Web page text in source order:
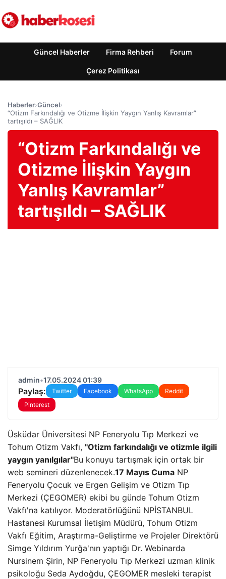
Güncel Haberler Firma Rehberi Forum
Çerez Politikası
Haberler›Güncel›
“Otizm Farkındalığı ve Otizme İlişkin Yaygın Yanlış Kavramlar”
tartışıldı – SAĞLIK
“Otizm Farkındalığı ve
Otizme İlişkin Yaygın
Yanlış Kavramlar”
tartışıldı – SAĞLIK
admin•17.05.2024 01:39
Paylaş: Twitter Facebook WhatsApp
Reddit
Pinterest
Üsküdar Üniversitesi NP Feneryolu Tıp Merkezi ve
Tohum Otizm Vakfı, ''Otizm farkındalığı ve otizmle ilgili
yaygın yanılgılar''Bu konuyu tartışmak için ortak bir
web semineri düzenlenecek.17 Mayıs Cuma NP
Feneryolu Çocuk ve Ergen Gelişim ve Otizm Tıp
Merkezi (ÇEGOMER) ekibi bu günde Tohum Otizm
Vakfı'na katılıyor. Moderatörlüğünü NPİSTANBUL
Hastanesi Kurumsal İletişim Müdürü, Tohum Otizm
Vakfı Eğitim, Araştırma-Geliştirme ve Projeler Direktörü
Simge Yıldırım Yurğa'nın yaptığı Dr. Webinarda
Nursinem Şirin, NP Feneryolu Tıp Merkezi uzman klinik
psikoloğu Seda Aydoğdu, ÇEGOMER mesleki terapist